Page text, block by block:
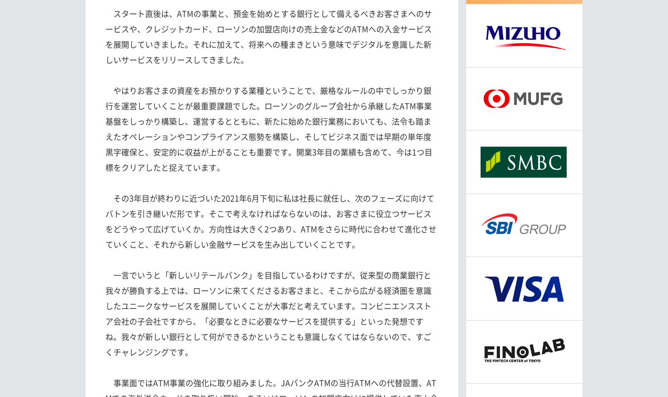
スタート直後は、ATMの事業と、預金を始めとする銀行として備えるべきお客さまへのサ
ービスや、クレジットカード、ローソンの加盟店向けの売上金などのATMへの入金サービス
を展開していきました。それに加えて、将来への種まきという意味でデジタルを意識した新
しいサービスをリリースしてきました。
やはりお客さまの資産をお預かりする業種ということで、厳格なルールの中でしっかり銀
行を運営していくことが最重要課題でした。ローソンのグループ会社から承継したATM事業
基盤をしっかり構築し、運営するとともに、新たに始めた銀行業務においても、法令も踏ま
えたオペレーションやコンプライアンス態勢を構築し、そしてビジネス面では早期の単年度
黒字確保と、安定的に収益が上がることも重要です。開業3年目の業績も含めて、今は1つ目
標をクリアしたと捉えています。
その3年目が終わりに近づいた2021年6月下旬に私は社長に就任し、次のフェーズに向けて
バトンを引き継いだ形です。そこで考えなければならないのは、お客さまに役立つサービス
をどうやって広げていくか。方向性は大きく2つあり、ATMをさらに時代に合わせて進化させ
ていくこと、それから新しい金融サービスを生み出していくことです。
一言でいうと「新しいリテールバンク」を目指しているわけですが、従来型の商業銀行と
我々が勝負する上では、ローソンに来てくださるお客さまと、そこから広がる経済圏を意識
したユニークなサービスを展開していくことが大事だと考えています。コンビニエンススト
ア会社の子会社ですから、「必要なときに必要なサービスを提供する」といった発想です
ね。我々が新しい銀行として何ができるかということも意識しなくてはならないので、すご
くチャレンジングです。
事業面ではATM事業の強化に取り組みました。JAバンクATMの当行ATMへの代替設置、AT